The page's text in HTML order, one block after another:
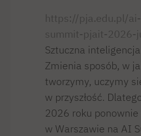
https://pja.edu.pl/
summit-pjait-2026-
Sztuczna
Zmienia sposób, w
tworzymy, uczymy
w przyszłość.
2026 roku
w Warszawie na AI